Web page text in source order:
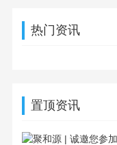
热门资讯
置顶资讯